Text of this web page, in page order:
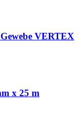
VERTEX
x 25 m